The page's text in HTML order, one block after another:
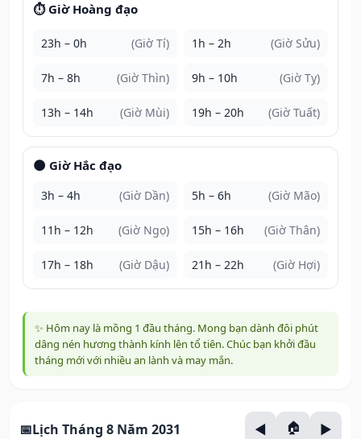
⏱️ Giờ Hoàng đạo
23h – 0h (Giờ Tí) 1h – 2h (Giờ Sửu)
7h – 8h (Giờ Thìn) 9h – 10h (Giờ Tỵ)
13h – 14h (Giờ Mùi) 19h – 20h (Giờ Tuất)
🌑 Giờ Hắc đạo
3h – 4h (Giờ Dần) 5h – 6h (Giờ Mão)
11h – 12h (Giờ Ngọ) 15h – 16h (Giờ Thân)
17h – 18h (Giờ Dậu) 21h – 22h (Giờ Hợi)
✨ Hôm nay là mồng 1 đầu tháng. Mong bạn dành đôi phút
dâng nén hương thành kính lên tổ tiên. Chúc bạn khởi đầu
tháng mới với nhiều an lành và may mắn.
Lịch Tháng 8 Năm 2031